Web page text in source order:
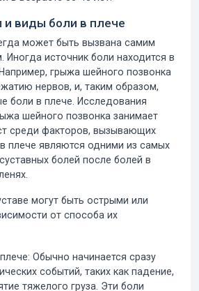
и виды боли в плече
может быть вызвана самим
Иногда источник боли находится в
грыжа шейного позвонка
нервов, и, таким образом,
боли в плече. Исследования
шейного позвонка занимает
среди факторов, вызывающих
плече являются одними из самых
суставных болей после болей в
могут быть острыми или
от способа их
Обычно начинается сразу
событий, таких как падение,
тяжелого груза. Эти боли